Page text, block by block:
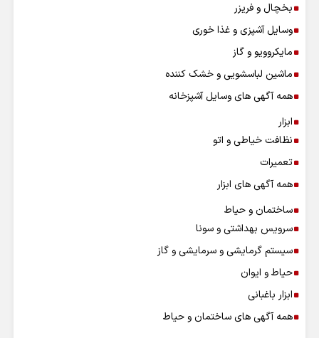
بخچال و فریزر
وسایل آشپزی و غذا خوری
مایکروویو و گاز
ماشین لباسشویی و خشک کننده
همه آگهی های وسایل آشپزخانه
ابزار
نظافت خیاطی و اتو
تعمیرات
همه آگهی های ابزار
ساختمان و حیاط
سرویس بهداشتی و سونا
سیستم گرمایشی و سرمایشی و گاز
حیاط و ایوان
ابزار باغبانی
همه آگهی های ساختمان و حیاط